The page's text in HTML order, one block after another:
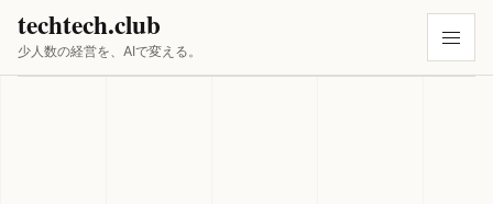
techtech.club
少人数の経営を、AIで変える。